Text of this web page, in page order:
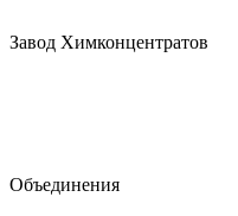
Завод Химконцентратов
Объединения